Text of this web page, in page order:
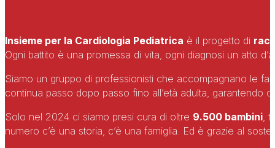
Insieme per la Cardiologia Pediatrica è il progetto di
Ogni battito è una promessa di vita, ogni diagnosi un atto
Siamo un gruppo di professionisti che accompagnano le
continua passo dopo passo fino all’età adulta, garantendo
Solo nel 2024 ci siamo presi cura di oltre 9.500 bambini,
numero c’è una storia, c’è una famiglia. Ed è grazie al